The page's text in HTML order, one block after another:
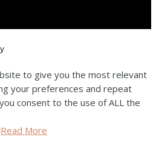
to give you the most relevant
your preferences and repeat
consent to the use of ALL the
Read More